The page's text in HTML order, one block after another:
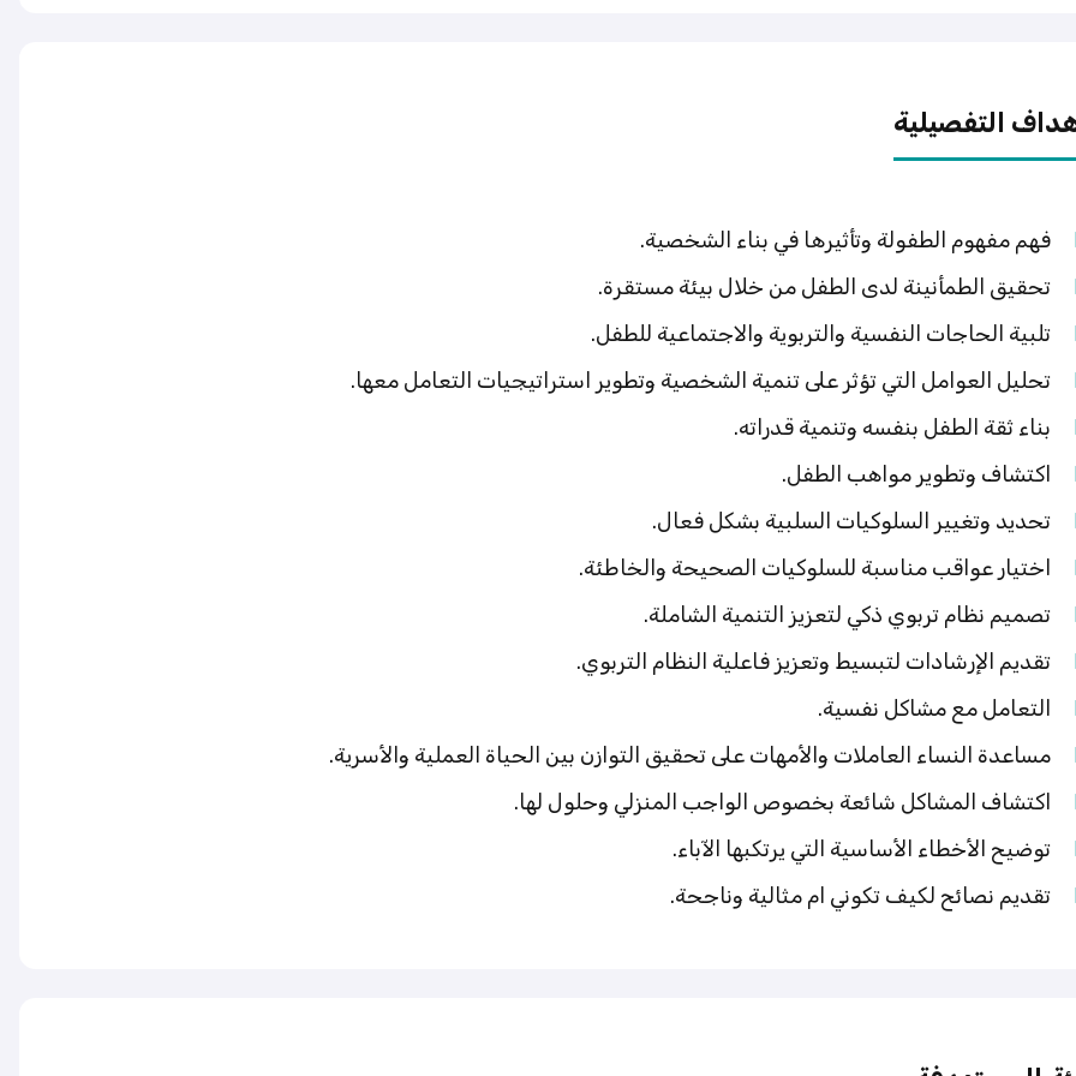
التفصيلية
فهم مفهوم الطفولة وتأثيرها في بناء الشخصية.
تحقيق الطمأنينة لدى الطفل من خلال بيئة مستقرة.
تلبية الحاجات النفسية والتربوية والاجتماعية للطفل.
تحليل العوامل التي تؤثر على تنمية الشخصية وتطوير استراتيجيات التعامل معها.
بناء ثقة الطفل بنفسه وتنمية قدراته.
اكتشاف وتطوير مواهب الطفل.
تحديد وتغيير السلوكيات السلبية بشكل فعال.
اختيار عواقب مناسبة للسلوكيات الصحيحة والخاطئة.
تصميم نظام تربوي ذكي لتعزيز التنمية الشاملة.
تقديم الإرشادات لتبسيط وتعزيز فاعلية النظام التربوي.
التعامل مع مشاكل نفسية.
مساعدة النساء العاملات والأمهات على تحقيق التوازن بين الحياة العملية والأسرية.
اكتشاف المشاكل شائعة بخصوص الواجب المنزلي وحلول لها.
توضيح الأخطاء الأساسية التي يرتكبها الآباء.
تقديم نصائح لكيف تكوني ام مثالية وناجحة.